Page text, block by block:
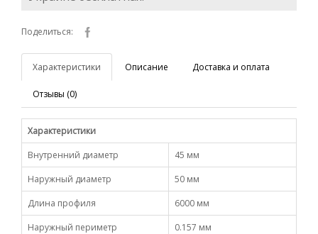
Поделиться:
Характеристики Описание Доставка и оплата
Отзывы (0)
Характеристики
Внутренний диаметр
45 мм
Наружный диаметр
50 мм
Длина профиля
6000 мм
Наружный периметр
0.157 мм